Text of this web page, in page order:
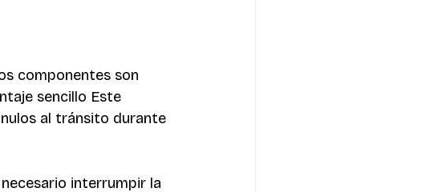
componentes son
sencillo Este
al tránsito durante
interrumpir la